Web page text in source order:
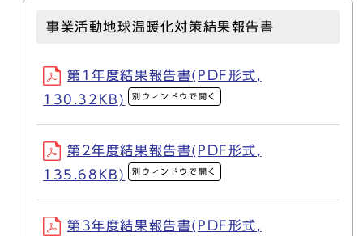
事業活動地球温暖化対策結果報告書
第1年度結果報告書(PDF形式,
130.32KB)
別ウィンドウで開く
第2年度結果報告書(PDF形式,
135.68KB)
別ウィンドウで開く
第3年度結果報告書(PDF形式,